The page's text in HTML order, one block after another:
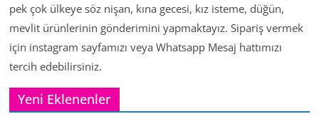
pek çok ülkeye söz nişan, kına gecesi, kız isteme, düğün,
mevlit ürünlerinin gönderimini yapmaktayız. Sipariş vermek
için instagram sayfamızı veya Whatsapp Mesaj hattımızı
tercih edebilirsiniz.
Yeni Eklenenler